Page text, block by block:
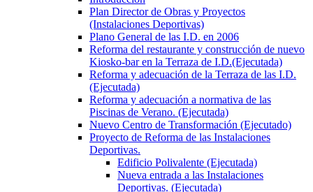
Plan Director de Obras y Proyectos
(Instalaciones Deportivas)
Plano General de las I.D. en 2006
Reforma del restaurante y construcción de nuevo
Kiosko-bar en la Terraza de I.D.(Ejecutada)
Reforma y adecuación de la Terraza de las I.D.
(Ejecutada)
Reforma y adecuación a normativa de las
Piscinas de Verano. (Ejecutada)
Nuevo Centro de Transformación (Ejecutado)
Proyecto de Reforma de las Instalaciones
Deportivas.
Edificio Polivalente (Ejecutada)
Nueva entrada a las Instalaciones
Deportivas. (Ejecutada)